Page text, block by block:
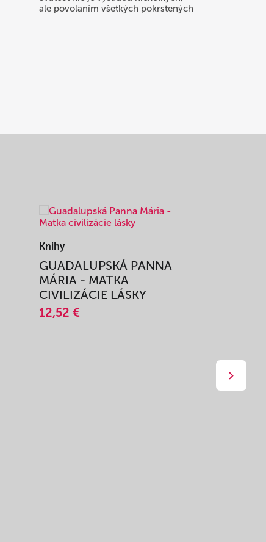
ale povolaním všetkých pokrstených
Knihy
GUADALUPSKÁ PANNA
MÁRIA - MATKA
CIVILIZÁCIE LÁSKY
12,52 €